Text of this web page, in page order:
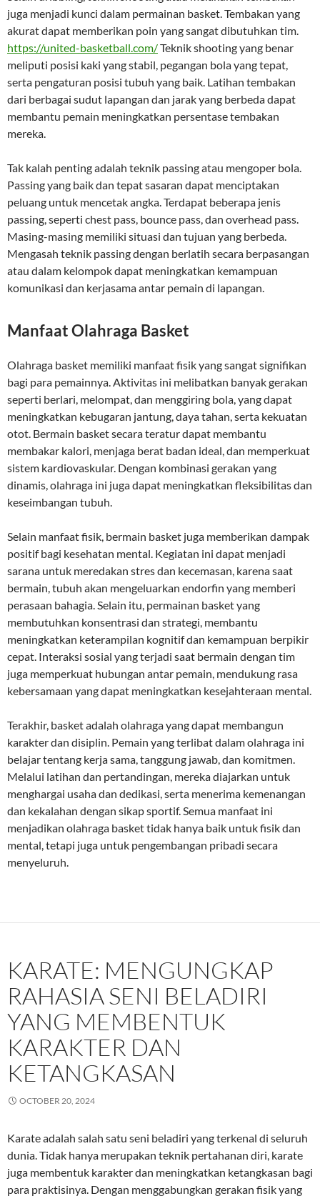
juga menjadi kunci dalam permainan basket. Tembakan yang
akurat dapat memberikan poin yang sangat dibutuhkan tim.
https://united-basketball.com/Teknik shooting yang benar
meliputi posisi kaki yang stabil, pegangan bola yang tepat,
serta pengaturan posisi tubuh yang baik. Latihan tembakan
dari berbagai sudut lapangan dan jarak yang berbeda dapat
membantu pemain meningkatkan persentase tembakan
mereka.
Tak kalah penting adalah teknik passing atau mengoper bola.
Passing yang baik dan tepat sasaran dapat menciptakan
peluang untuk mencetak angka. Terdapat beberapa jenis
passing, seperti chest pass, bounce pass, dan overhead pass.
Masing-masing memiliki situasi dan tujuan yang berbeda.
Mengasah teknik passing dengan berlatih secara berpasangan
atau dalam kelompok dapat meningkatkan kemampuan
komunikasi dan kerjasama antar pemain di lapangan.
Manfaat Olahraga Basket
Olahraga basket memiliki manfaat fisik yang sangat signifikan
bagi para pemainnya. Aktivitas ini melibatkan banyak gerakan
seperti berlari, melompat, dan menggiring bola, yang dapat
meningkatkan kebugaran jantung, daya tahan, serta kekuatan
otot. Bermain basket secara teratur dapat membantu
membakar kalori, menjaga berat badan ideal, dan memperkuat
sistem kardiovaskular. Dengan kombinasi gerakan yang
dinamis, olahraga ini juga dapat meningkatkan fleksibilitas dan
keseimbangan tubuh.
Selain manfaat fisik, bermain basket juga memberikan dampak
positif bagi kesehatan mental. Kegiatan ini dapat menjadi
sarana untuk meredakan stres dan kecemasan, karena saat
bermain, tubuh akan mengeluarkan endorfin yang memberi
perasaan bahagia. Selain itu, permainan basket yang
membutuhkan konsentrasi dan strategi, membantu
meningkatkan keterampilan kognitif dan kemampuan berpikir
cepat. Interaksi sosial yang terjadi saat bermain dengan tim
juga memperkuat hubungan antar pemain, mendukung rasa
kebersamaan yang dapat meningkatkan kesejahteraan mental.
Terakhir, basket adalah olahraga yang dapat membangun
karakter dan disiplin. Pemain yang terlibat dalam olahraga ini
belajar tentang kerja sama, tanggung jawab, dan komitmen.
Melalui latihan dan pertandingan, mereka diajarkan untuk
menghargai usaha dan dedikasi, serta menerima kemenangan
dan kekalahan dengan sikap sportif. Semua manfaat ini
menjadikan olahraga basket tidak hanya baik untuk fisik dan
mental, tetapi juga untuk pengembangan pribadi secara
menyeluruh.
KARATE: MENGUNGKAP
RAHASIA SENI BELADIRI
YANG MEMBENTUK
KARAKTER DAN
KETANGKASAN
OCTOBER 20, 2024
Karate adalah salah satu seni beladiri yang terkenal di seluruh
dunia. Tidak hanya merupakan teknik pertahanan diri, karate
juga membentuk karakter dan meningkatkan ketangkasan bagi
para praktisinya. Dengan menggabungkan gerakan fisik yang